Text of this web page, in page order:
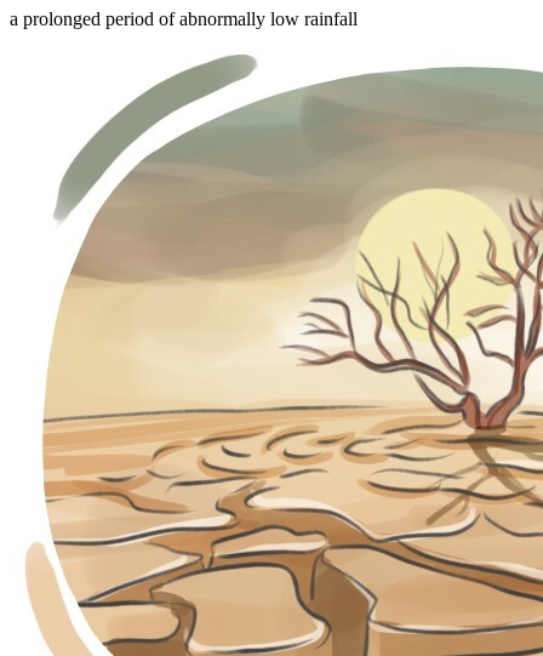
a prolonged period of abnormally low rainfall